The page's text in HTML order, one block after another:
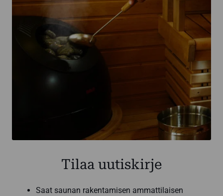
Tilaa uutiskirje
Saat saunan rakentamisen ammattilaisen